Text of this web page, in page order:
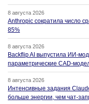
8 августа 2026
Anthropic сократила число
85%
8 августа 2026
Backflip AI выпустила ИИ-
параметрические CAD-
8 августа 2026
Интенсивные задания
больше энергии, чем чат-